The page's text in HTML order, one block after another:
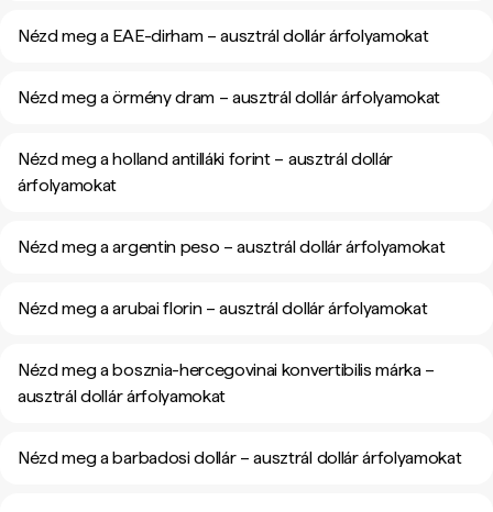
Nézd meg a EAE-dirham – ausztrál dollár árfolyamokat
Nézd meg a örmény dram – ausztrál dollár árfolyamokat
Nézd meg a holland antilláki forint – ausztrál dollár
árfolyamokat
Nézd meg a argentin peso – ausztrál dollár árfolyamokat
Nézd meg a arubai florin – ausztrál dollár árfolyamokat
Nézd meg a bosznia-hercegovinai konvertibilis márka –
ausztrál dollár árfolyamokat
Nézd meg a barbadosi dollár – ausztrál dollár árfolyamokat